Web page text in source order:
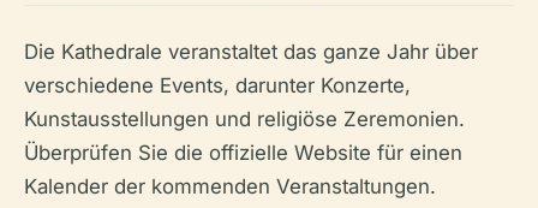
Die Kathedrale veranstaltet das ganze Jahr über
verschiedene Events, darunter Konzerte,
Kunstausstellungen und religiöse Zeremonien.
Überprüfen Sie die offizielle Website für einen
Kalender der kommenden Veranstaltungen.